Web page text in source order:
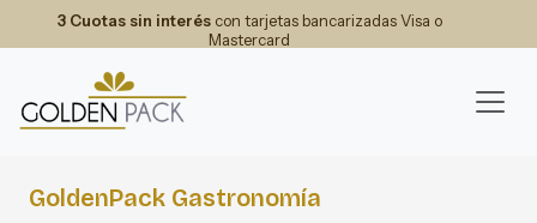
3 Cuotas sin interéscon tarjetas bancarizadas Visa o
Mastercard
GoldenPack Gastronomía